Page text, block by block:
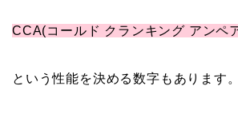
CCA(コールド クランキング アンペ
という性能を決める数字もあります。